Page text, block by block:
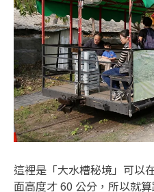
這裡是「大水槽秘境」可以
面高度才 60 公分，所以就